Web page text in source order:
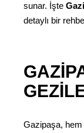
sunar. İşte
detaylı bir
Gazipaşa, hem